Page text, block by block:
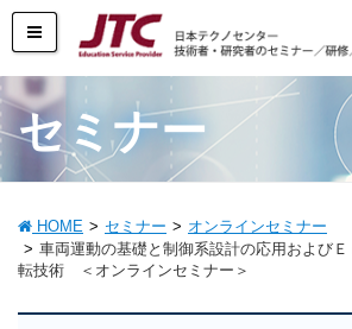
セミナー
HOME セミナー
オンラインセミナー
車両運動の基礎と制御系設計の応用および
転技術 ＜オンラインセミナー＞